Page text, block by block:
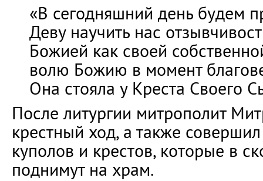
«В сегодняшний день будем
Деву научить нас
Божией как своей
волю Божию в момент
Она стояла у Креста Своего
После литургии митрополит
крестный ход, а также
куполов и крестов, которые в
поднимут на храм.